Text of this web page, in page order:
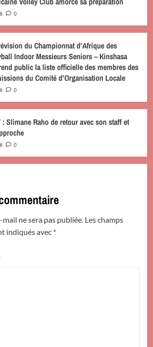
0
du Championnat d’Afrique des
Indoor Messieurs Seniors – Kinshasa
public la liste officielle des membres des
du Comité d’Organisation Locale
0
: Slimane Raho de retour avec son staff et
0
ne sera pas publiée. Les champs
indiqués avec *